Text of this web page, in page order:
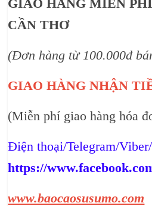
GIAO HÀNG MIỄN
CẦN THƠ
(Đơn hàng từ 100.000đ
GIAO HÀNG NHẬN
(Miễn phí giao hàng hóa
Điện thoại/Telegram/
https://
www.baocaosusumo.com